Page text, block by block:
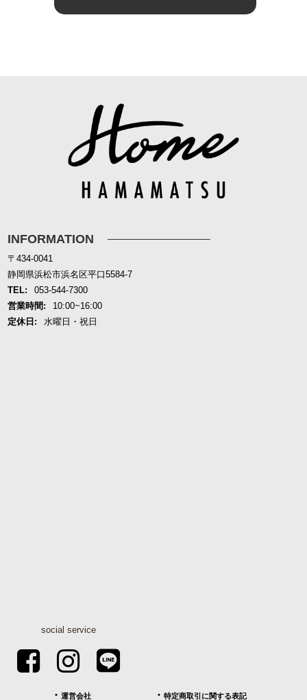
INFORMATION
〒434-0041
静岡県浜松市浜名区平口5584-7
TEL:
053-544-7300
営業時間:
10:00~16:00
定休日:
水曜日・祝日
social service
運営会社 特定商取引に関する表記